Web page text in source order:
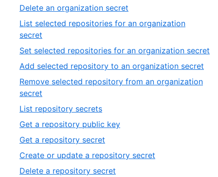
Delete an organization secret
List selected repositories for an organization
secret
Set selected repositories for an organization secret
Add selected repository to an organization secret
Remove selected repository from an organization
secret
List repository secrets
Get a repository public key
Get a repository secret
Create or update a repository secret
Delete a repository secret